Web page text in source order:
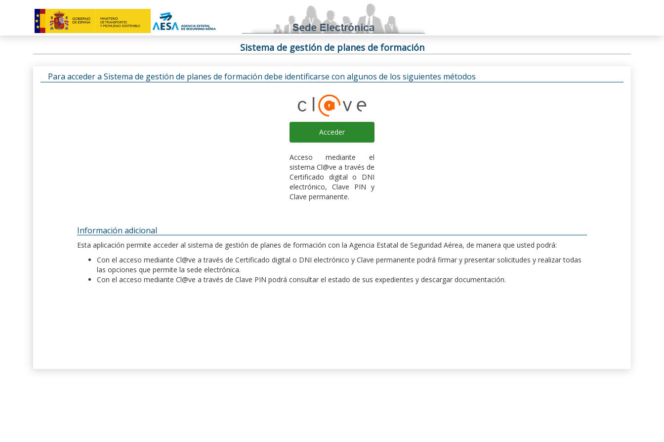
Sistema de gestión de planes de formación
Para acceder a Sistema de gestión de planes de formación debe identificarse con algunos de los siguientes métodos
Acceder
Acceso mediante el
sistema Cl@ve a través de
Certificado digital o DNI
electrónico, Clave PIN y
Clave permanente.
Información adicional
Esta aplicación permite acceder al sistema de gestión de planes de formación con la Agencia Estatal de Seguridad Aérea, de manera que usted podrá:
Con el acceso mediante Cl@ve a través de Certificado digital o DNI electrónico y Clave permanente podrá firmar y presentar solicitudes y realizar todas
las opciones que permite la sede electrónica.
Con el acceso mediante Cl@ve a través de Clave PIN podrá consultar el estado de sus expedientes y descargar documentación.